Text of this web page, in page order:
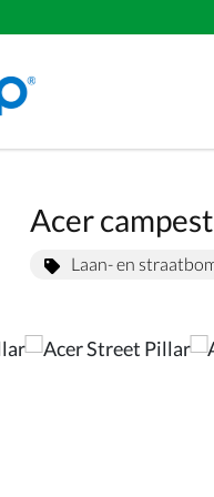
Acer
Laan- en